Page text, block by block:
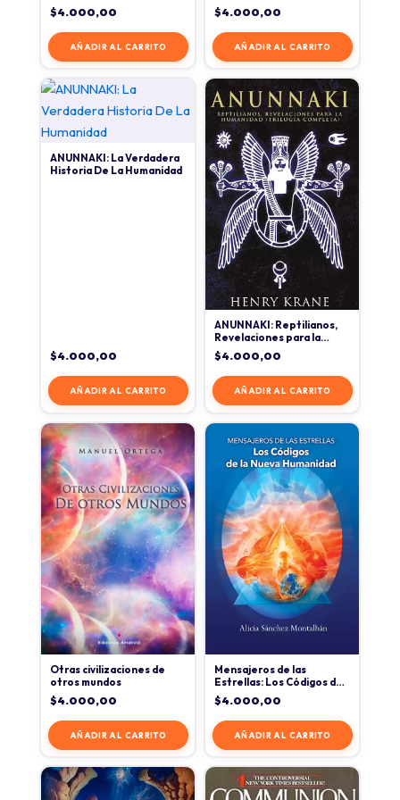
$4.000,00
AÑADIR AL CARRITO
$4.000,00
AÑADIR AL CARRITO
ANUNNAKI: La Verdadera
Historia De La Humanidad
$4.000,00
AÑADIR AL CARRITO
ANUNNAKI: Reptilianos,
Revelaciones para la
Humanidad
$4.000,00
AÑADIR AL CARRITO
Otras civilizaciones de
otros mundos
$4.000,00
AÑADIR AL CARRITO
Mensajeros de las
Estrellas: Los Códigos de
la Nueva Humanidad
$4.000,00
AÑADIR AL CARRITO